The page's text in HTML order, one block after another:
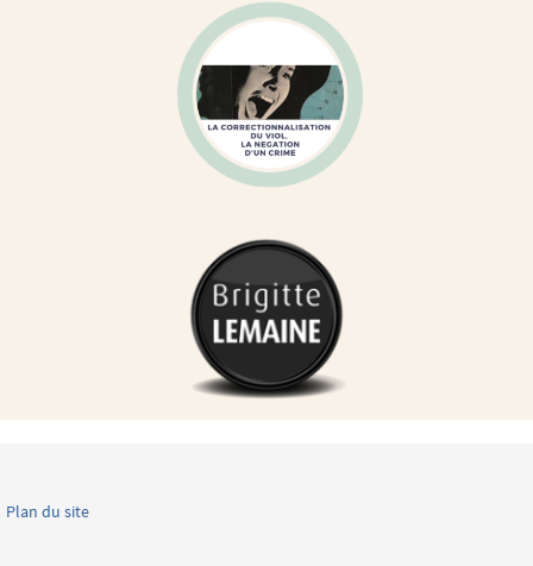
Plan du site